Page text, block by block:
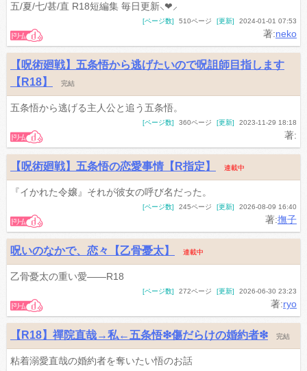
五/夏/七/甚/直 R18短編集 毎日更新⸜❤︎⸝
著:neko
[ページ数] 510ページ [更新] 2024-01-01 07:53
【呪術廻戦】五条悟から逃げたいので呪詛師目指します
【R18】
完結
五条悟から逃げる主人公と追う五条悟。
著:
[ページ数] 360ページ [更新] 2023-11-29 18:18
【呪術廻戦】五条悟の恋愛事情【R指定】 連載中
『イかれた令嬢』それが彼女の呼び名だった。
著:撫子
[ページ数] 245ページ [更新] 2026-08-09 16:40
呪いのなかで、恋々【乙骨憂太】 連載中
乙骨憂太の重い愛――R18
著:ryo
[ページ数] 272ページ [更新] 2026-06-30 23:23
【R18】禪院直哉→私←五条悟❇︎傷だらけの婚約者❇︎ 完結
粘着溺愛直哉の婚約者を奪いたい悟のお話